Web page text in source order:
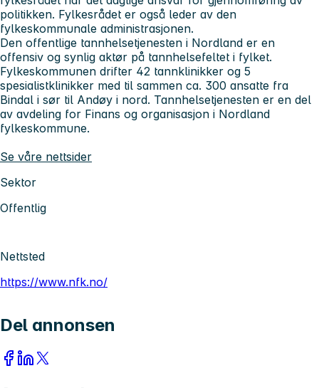
politikken. Fylkesrådet er også leder av den
fylkeskommunale administrasjonen.
Den offentlige tannhelsetjenesten i Nordland er en
offensiv og synlig aktør på tannhelsefeltet i fylket.
Fylkeskommunen drifter 42 tannklinikker og 5
spesialistklinikker med til sammen ca. 300 ansatte fra
Bindal i sør til Andøy i nord. Tannhelsetjenesten er en del
av avdeling for Finans og organisasjon i Nordland
fylkeskommune.
Se våre nettsider
Sektor
Offentlig
Nettsted
https://www.nfk.no/
Del annonsen